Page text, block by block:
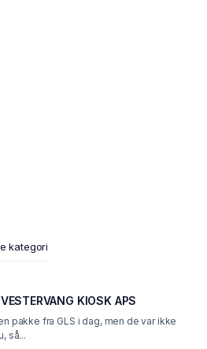
kategori
KIOSK APS
pakke fra GLS i dag, men de var ikke
så...